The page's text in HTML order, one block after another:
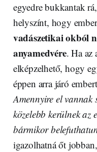
egyedre bukkantak
helyszínt, hogy
vadászetikai okból
anyamedvére. Ha az
elképzelhető, hogy
éppen arra járó
Amennyire el vannak
közelebb kerülnek az
bármikor
igazolhatná őt